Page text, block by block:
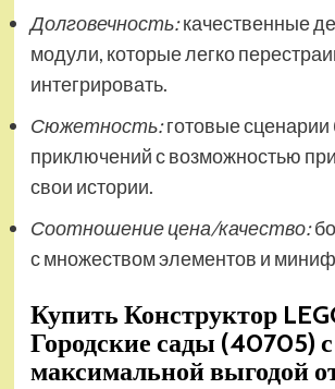
Долговечность:качественные
модули, которые легко
интегрировать.
Сюжетность:готовые сценарии
приключений с возможностью
свои истории.
Соотношение цена/качество:
с множеством элементов и
Купить Конструктор
Городские сады (40705) с
максимальной выгодой